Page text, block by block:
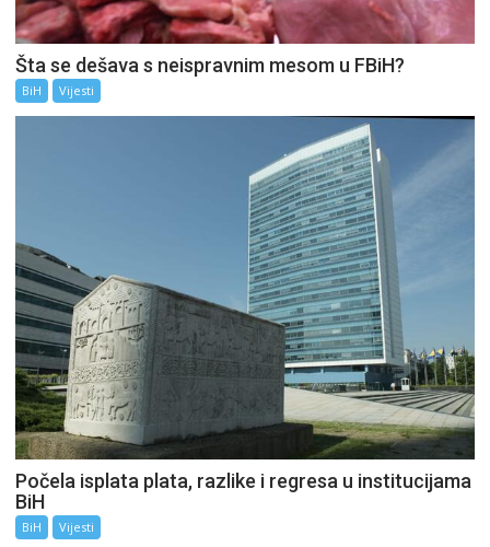
Šta se dešava s neispravnim mesom u FBiH?
BiH Vijesti
Počela isplata plata, razlike i regresa u institucijama
BiH
BiH Vijesti